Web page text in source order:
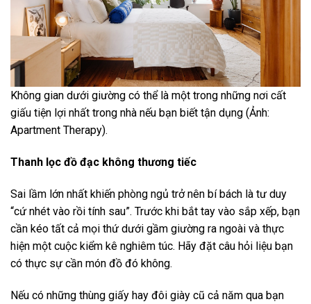
Không gian dưới giường có thể là một trong những nơi cất
giấu tiện lợi nhất trong nhà nếu bạn biết tận dụng (Ảnh:
Apartment Therapy).
Thanh lọc đồ đạc không thương tiếc
Sai lầm lớn nhất khiến phòng ngủ trở nên bí bách là tư duy
“cứ nhét vào rồi tính sau”. Trước khi bắt tay vào sắp xếp, bạn
cần kéo tất cả mọi thứ dưới gầm giường ra ngoài và thực
hiện một cuộc kiểm kê nghiêm túc. Hãy đặt câu hỏi liệu bạn
có thực sự cần món đồ đó không.
Nếu có những thùng giấy hay đôi giày cũ cả năm qua bạn